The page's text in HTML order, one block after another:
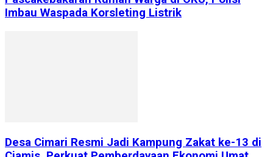
Imbau Waspada Korsleting Listrik
Desa Cimari Resmi Jadi Kampung Zakat ke-13 di